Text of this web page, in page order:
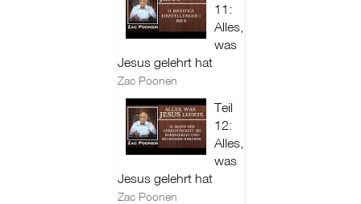
11:
Alles,
was
Jesus gelehrt hat
Zac Poonen
Teil
12:
Alles,
was
Jesus gelehrt hat
Zac Poonen